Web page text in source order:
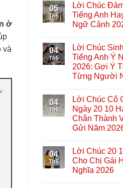
ở
và
05
Th5
Lời Chúc
Tiếng Anh
Ngữ Cảnh
04
Th5
Lời Chúc
Tiếng Anh Ý
2026: Gợi Ý
Từng Người
04
Th5
Lời Chúc Cô
Ngày 20 10
Chân Thành
Gửi Năm
04
Th5
Lời Chúc 20
Cho Chị Gái
Nghĩa 2026